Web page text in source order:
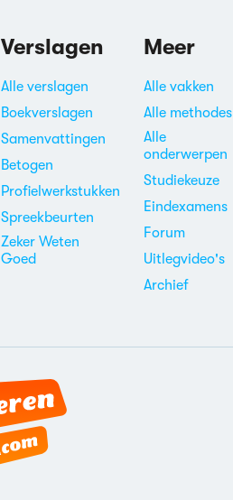
Verslagen
Alle verslagen
Boekverslagen
Samenvattingen
Betogen
Profielwerkstukken
Spreekbeurten
Zeker Weten
Goed
Meer
Alle vakken
Alle methodes
Alle
onderwerpen
Studiekeuze
Eindexamens
Forum
Uitlegvideo's
Archief